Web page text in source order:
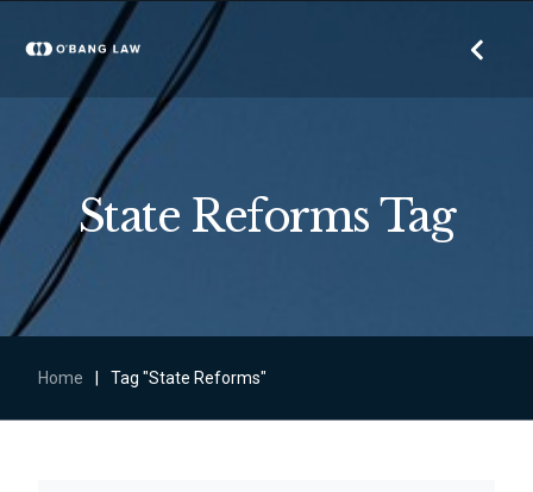
State Reforms Tag
Home Tag "State Reforms"